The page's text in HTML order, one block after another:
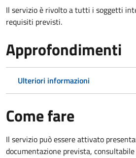
Il servizio è rivolto a tutti i soggetti
requisiti previsti.
Approfondimenti
Ulteriori informazioni
Come fare
Il servizio può essere attivato
documentazione prevista,